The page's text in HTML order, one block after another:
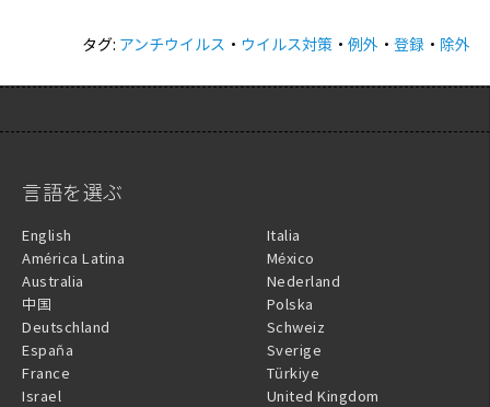
タグ: アンチウイルス ・ ウイルス対策 ・例外 ・登録 ・ 除外
言語を選ぶ
English
América Latina
Australia
中国
Deutschland
España
France
Israel
Italia
México
Nederland
Polska
Schweiz
Sverige
Türkiye
United Kingdom